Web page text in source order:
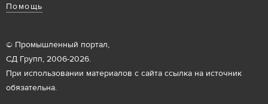
Помощь
© Промышленный портал,
СД Групп, 2006-2026.
При использовании материалов с сайта ссылка на источник
обязательна.